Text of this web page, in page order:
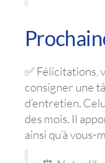
✅ Félicitations,
consigner une
d’entretien.
des mois. Il
ainsi qu’à vous-